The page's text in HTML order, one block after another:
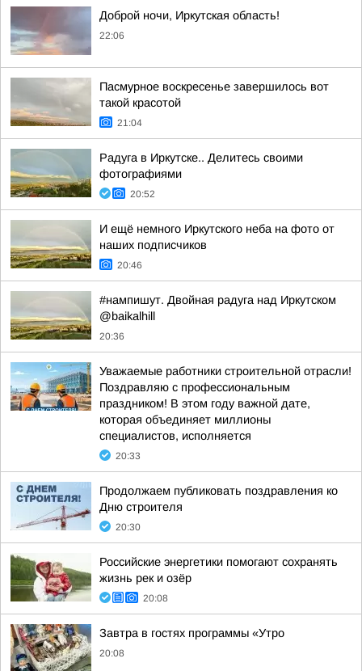
Доброй ночи, Иркутская область!
22:06
Пасмурное воскресенье завершилось вот
такой красотой
21:04
Радуга в Иркутске.. Делитесь своими
фотографиями
20:52
И ещё немного Иркутского неба на фото от
наших подписчиков
20:46
#нампишут. Двойная радуга над Иркутском
@baikalhill
20:36
Уважаемые работники строительной отрасли!
Поздравляю с профессиональным
праздником! В этом году важной дате,
которая объединяет миллионы
специалистов, исполняется
20:33
Продолжаем публиковать поздравления ко
Дню строителя
20:30
Российские энергетики помогают сохранять
жизнь рек и озёр
20:08
Завтра в гостях программы «Утро
20:08